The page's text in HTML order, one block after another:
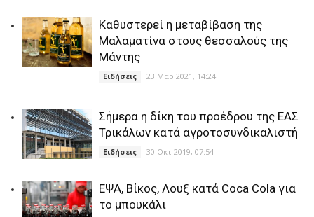
Καθυστερεί η μεταβίβαση της
Μαλαματίνα στους θεσσαλούς της
Μάντης
Ειδήσεις 23 Μαρ 2021, 14:24
Σήμερα η δίκη του προέδρου της ΕΑΣ
Τρικάλων κατά αγροτοσυνδικαλιστή
Ειδήσεις 30 Οκτ 2019, 07:54
ΕΨΑ, Βίκος, Λουξ κατά Coca Cola για
το μπουκάλι